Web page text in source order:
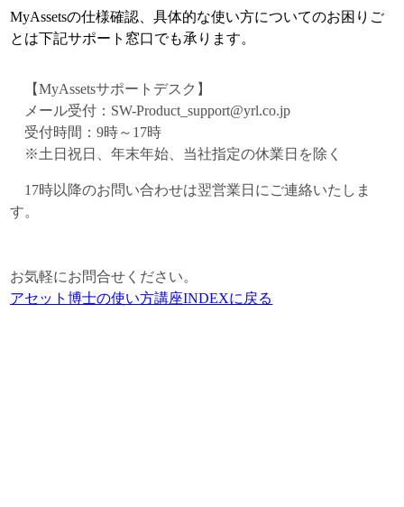
MyAssetsの仕様確認、具体的な使い方についてのお困りご
とは下記サポート窓口でも承ります。
【MyAssetsサポートデスク】
メール受付： SW-Product_support@yrl.co.jp
受付時間：9時～17時
※土日祝日、年末年始、当社指定の休業日を除く
17時以降のお問い合わせは翌営業日にご連絡いたしま
す。
お気軽にお問合せください。
アセット博士の使い方講座INDEXに戻る